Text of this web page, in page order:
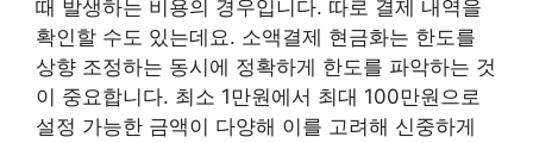
때 발생하는 비용의 경우입니다. 따로 결제 내역을
확인할 수도 있는데요. 소액결제 현금화는 한도를
상향 조정하는 동시에 정확하게 한도를 파악하는 것
이 중요합니다. 최소 1만원에서 최대 100만원으로
설정 가능한 금액이 다양해 이를 고려해 신중하게